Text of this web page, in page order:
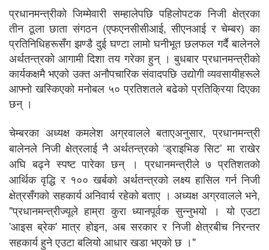
प्रधानमन्त्रीको जिम्मेवारी सम्हालेपछि पहिलोपटक निजी क्षेत्रका
तीन ठूला छाता संगठन (एफएनसीसीआई, सीएनआई र चेम्बर) का
प्रतिनिधिहरूसँग झण्डै दुई घण्टा लामो घनीभूत छलफल गर्दै बालेनले
अर्थतन्त्रको आगामी दिशा तय गरेका हुन् । बुधबार प्रधानमन्त्रीको
कार्यकक्षमै भएको उक्त अनौपचारिक संवादपछि उद्योगी व्यवसायीहरूले
आफ्नो खस्किएको मनोबल ५० प्रतिशतले बढेको प्रतिक्रिया दिएका
छन् ।
चेम्बरका अध्यक्ष कमलेश अग्रवालले बताएअनुसार, प्रधानमन्त्री
बालेनले निजी क्षेत्रलाई नै अर्थतन्त्रको ‘ड्राइभिङ सिट’ मा राखेर
अघि बढ्ने स्पष्ट पारेका छन् । प्रधानमन्त्रीले ७ प्रतिशतको
आर्थिक वृद्धि र १०० खर्बको अर्थतन्त्रको लक्ष्य हासिल गर्न निजी
क्षेत्रसँगको सहकार्य अनिवार्य रहेको बताए । अध्यक्ष अग्रवालले भने,
"प्रधानमन्त्रीज्यूले हाम्रा कुरा ध्यानपूर्वक सुन्नुभयो । यो एउटा
'आइस ब्रेक' मात्र होइन, अब सरकार र निजी क्षेत्रबीच निरन्तर
सहकार्य हुने एउटा बलियो आधार खडा भएको छ ।"